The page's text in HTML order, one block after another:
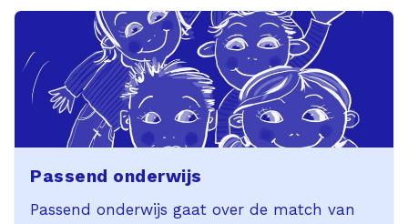
Passend onderwijs
Passend onderwijs gaat over de match van